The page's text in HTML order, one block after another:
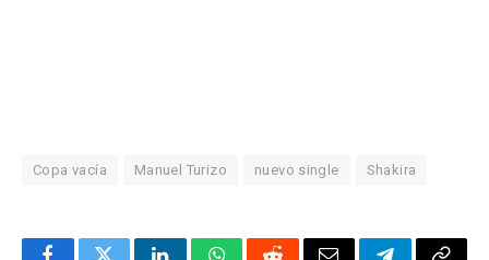
Copa vacía Manuel Turizo nuevo single Shakira